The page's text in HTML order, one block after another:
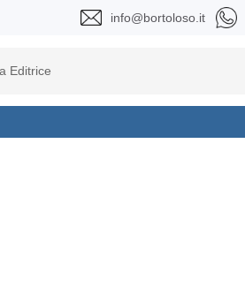
info@bortoloso.it